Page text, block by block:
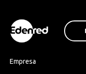
Empresa